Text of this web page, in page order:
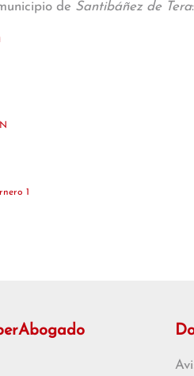
de Santibáñez de Tera:
1